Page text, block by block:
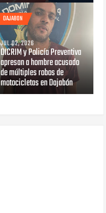
DAJABON
JUL 02, 2026
DICRIM y Policía Preventiva
apresan a hombre acusado
de múltiples robos de
motocicletas en Dajabón